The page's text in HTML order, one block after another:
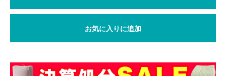
お気に入りに追加